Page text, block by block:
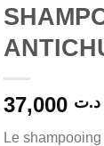
د.ت
Le